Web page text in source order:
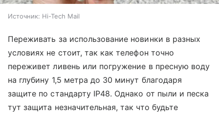
Источник: Hi-Tech Mail
Переживать за использование новинки в разных
условиях не стоит, так как телефон точно
переживет ливень или погружение в пресную воду
на глубину 1,5 метра до 30 минут благодаря
защите по стандарту IP48. Однако от пыли и песка
тут защита незначительная, так что будьте